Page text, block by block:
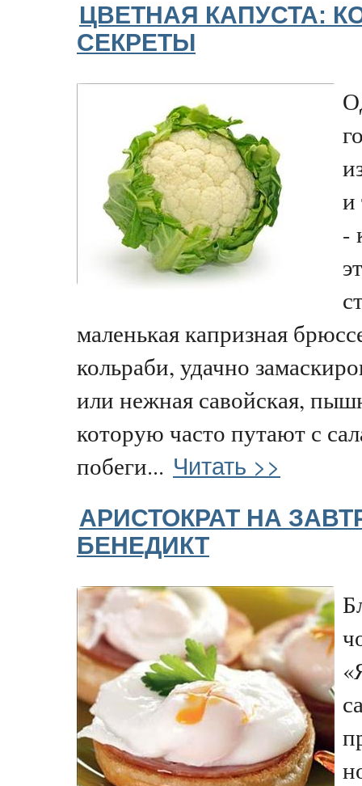
ЦВЕТНАЯ КАПУСТА:
СЕКРЕТЫ
и
-
маленькая капризная
кольраби, удачно
или нежная савойская,
которую часто путают с
побеги... Читать >>
АРИСТОКРАТ НА
БЕНЕДИКТ